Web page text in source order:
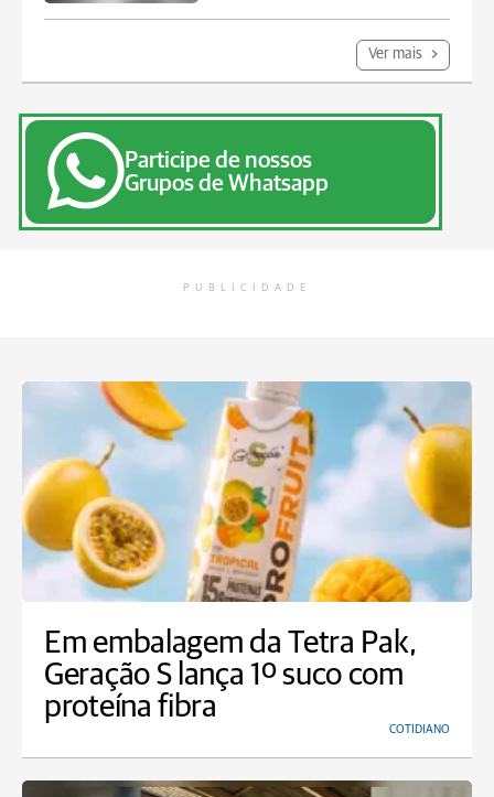
Ver mais
Participe de nossos
Grupos de Whatsapp
PUBLICIDADE
Em embalagem da Tetra Pak,
Geração S lança 1º suco com
proteína fibra
COTIDIANO